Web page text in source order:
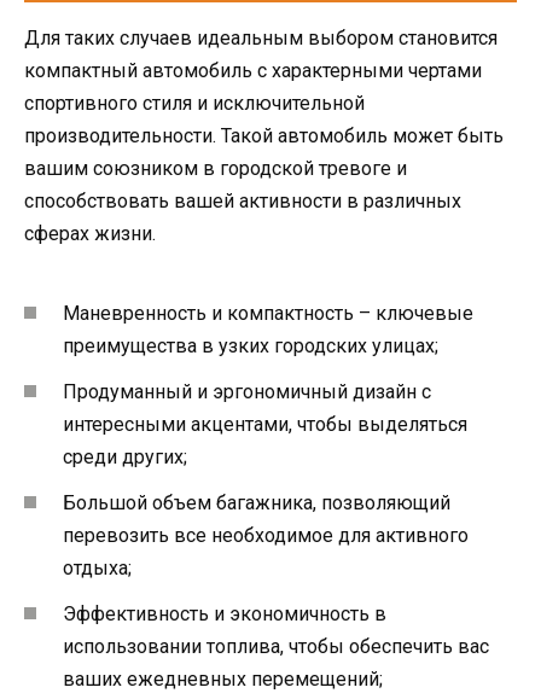
Для таких случаев идеальным выбором становится
компактный автомобиль с характерными чертами
спортивного стиля и исключительной
производительности. Такой автомобиль может быть
вашим союзником в городской тревоге и
способствовать вашей активности в различных
сферах жизни.
Маневренность и компактность – ключевые
преимущества в узких городских улицах;
Продуманный и эргономичный дизайн с
интересными акцентами, чтобы выделяться
среди других;
Большой объем багажника, позволяющий
перевозить все необходимое для активного
отдыха;
Эффективность и экономичность в
использовании топлива, чтобы обеспечить вас
ваших ежедневных перемещений;